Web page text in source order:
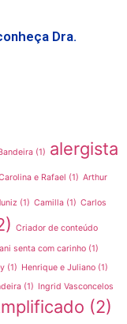
Dra.
(1) alergista
e Rafael (1) Arthur
(1) Camilla (1) Carlos
Criador de conteúdo
senta com carinho (1)
(1) Henrique e Juliano (1)
(1) Ingrid Vasconcelos
(2)